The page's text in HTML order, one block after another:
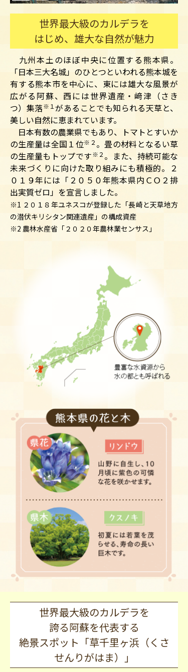
世界最大級のカルデラを
はじめ、雄大な自然が魅力
九州本土のほぼ中央に位置する熊本県。
「日本三大名城」のひとつといわれる熊本城を
有する熊本市を中心に、東には雄大な風景が
広がる阿蘇、西には世界遺産・﨑津（さき
つ）集落※１があることでも知られる天草と、
美しい自然に恵まれています。
日本有数の農業県でもあり、トマトとすいか
の生産量は全国１位※２ 。畳の材料となるい草
の生産量もトップです※２ 。また、持続可能な
未来づくりに向けた取り組みにも積極的。２
０１９年には「２０５０年熊本県内ＣＯ２排
出実質ゼロ」を宣言しました。
※1 ２０１８年ユネスコが登録した「長崎と天草地方
の潜伏キリシタン関連遺産」の構成資産
※2 農林水産省「２０２０年農林業センサス」
世界最大級のカルデラを
誇る阿蘇を代表する
絶景スポット「草千里ヶ浜（くさ
せんりがはま）」